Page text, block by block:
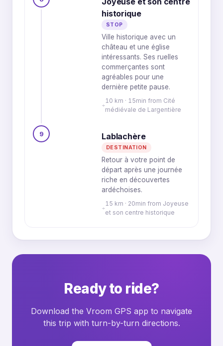
historique
STOP
Ville historique avec un
château et une église
intéressants. Ses ruelles
commerçantes sont
agréables pour une
dernière petite pause.
10 km · 15min from Cité
médiévale de Largentière
9 Lablachère
DESTINATION
Retour à votre point de
départ après une journée
riche en découvertes
ardéchoises.
15 km · 20min from Joyeuse
et son centre historique
Ready to ride?
Download the Vroom GPS app to navigate
this trip with turn-by-turn directions.